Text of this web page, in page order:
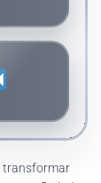
transformar